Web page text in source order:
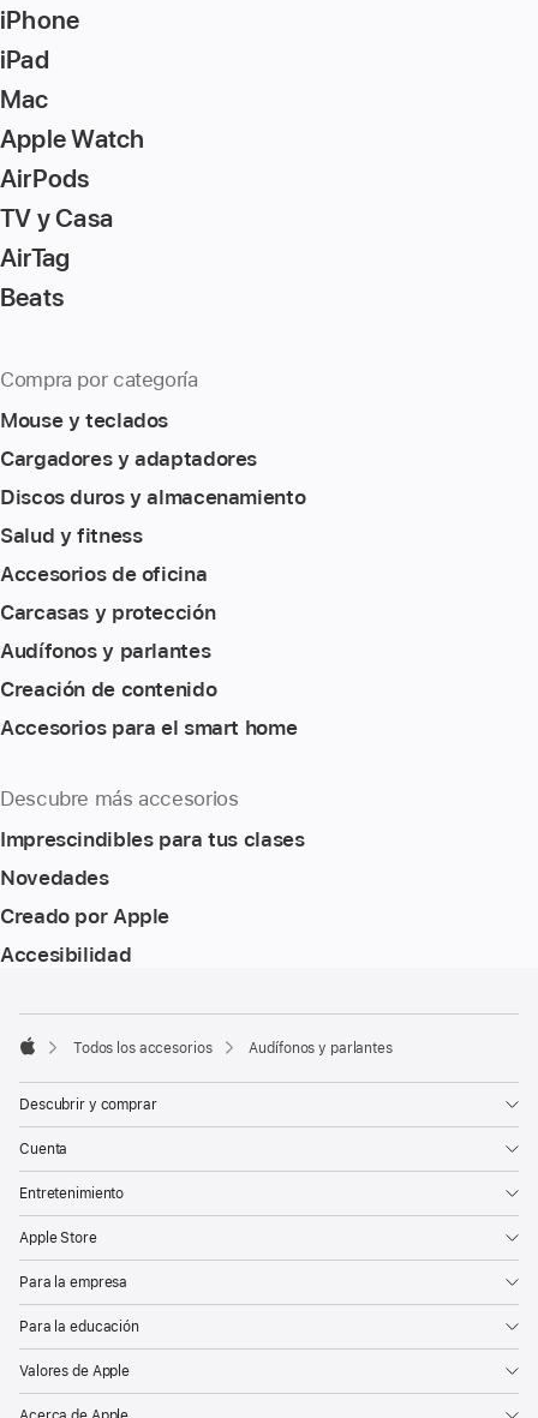
iPhone
iPad
Mac
Apple Watch
AirPods
TV y Casa
AirTag
Beats
Compra por categoría
Mouse y teclados
Cargadores y adaptadores
Discos duros y almacenamiento
Salud y fitness
Accesorios de oficina
Carcasas y protección
Audífonos y parlantes
Creación de contenido
Accesorios para el smart home
Descubre más accesorios
Imprescindibles para tus clases
Novedades
Creado por Apple
Accesibilidad
a
pie
de
página
a
pie
de
página
Todos los accesorios Audífonos y parlantes
Descubrir y comprar
Cuenta
Entretenimiento
Apple Store
Para la empresa
Para la educación
Valores de Apple